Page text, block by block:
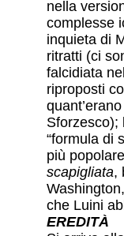
nella
complesse
inquieta di
ritratti (ci
falcidiata
riproposti
Sforzesco);
“formula di
più
scapigliata,
che Luini
EREDITÀ